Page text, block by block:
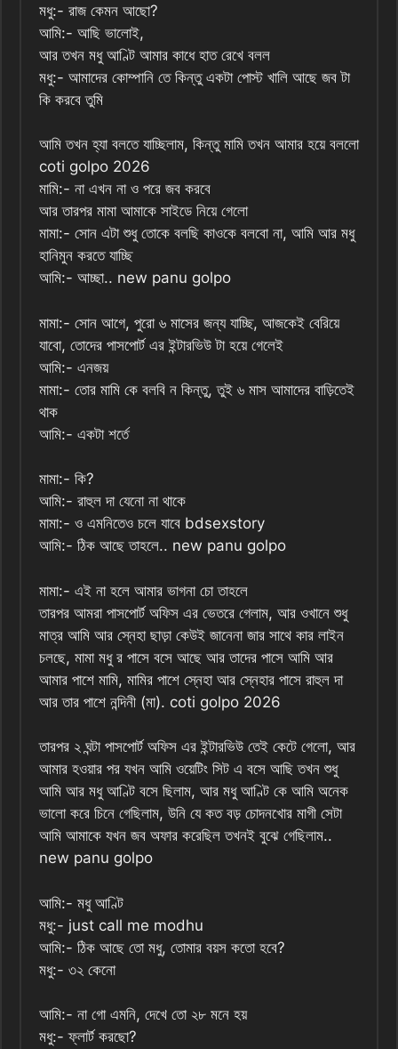
মধু:- রাজ কেমন আছো?
আমি:- আছি ভালোই,
আর তখন মধু আণ্টি আমার কাধে হাত রেখে বলল
মধু:- আমাদের কোম্পানি তে কিন্তু একটা পোস্ট খালি আছে জব টা
কি করবে তুমি
আমি তখন হ্যা বলতে যাচ্ছিলাম, কিন্তু মামি তখন আমার হয়ে বললো
coti golpo 2026
মামি:- না এখন না ও পরে জব করবে
আর তারপর মামা আমাকে সাইডে নিয়ে গেলো
মামা:- সোন এটা শুধু তোকে বলছি কাওকে বলবো না, আমি আর মধু
হানিমুন করতে যাচ্ছি
আমি:- আচ্ছা.. new panu golpo
মামা:- সোন আগে, পুরো ৬ মাসের জন্য যাচ্ছি, আজকেই বেরিয়ে
যাবো, তোদের পাসপোর্ট এর ইন্টারভিউ টা হয়ে গেলেই
আমি:- এনজয়
মামা:- তোর মামি কে বলবি ন কিন্তু, তুই ৬ মাস আমাদের বাড়িতেই
থাক
আমি:- একটা শর্তে
মামা:- কি?
আমি:- রাহুল দা যেনো না থাকে
মামা:- ও এমনিতেও চলে যাবে bdsexstory
আমি:- ঠিক আছে তাহলে.. new panu golpo
মামা:- এই না হলে আমার ভাগনা চো তাহলে
তারপর আমরা পাসপোর্ট অফিস এর ভেতরে গেলাম, আর ওখানে শুধু
মাত্র আমি আর স্নেহা ছাড়া কেউই জানেনা জার সাথে কার লাইন
চলছে, মামা মধু র পাসে বসে আছে আর তাদের পাসে আমি আর
আমার পাশে মামি, মামির পাশে স্নেহা আর স্নেহার পাসে রাহুল দা
আর তার পাশে নন্দিনী (মা). coti golpo 2026
তারপর ২ ঘন্টা পাসপোর্ট অফিস এর ইন্টারভিউ তেই কেটে গেলো, আর
আমার হওয়ার পর যখন আমি ওয়েটিং সিট এ বসে আছি তখন শুধু
আমি আর মধু আণ্টি বসে ছিলাম, আর মধু আণ্টি কে আমি অনেক
ভালো করে চিনে গেছিলাম, উনি যে কত বড় চোদনখোর মাগী সেটা
আমি আমাকে যখন জব অফার করেছিল তখনই বুঝে গেছিলাম..
new panu golpo
আমি:- মধু আণ্টি
মধু:- just call me modhu
আমি:- ঠিক আছে তো মধু, তোমার বয়স কতো হবে?
মধু:- ৩২ কেনো
আমি:- না গো এমনি, দেখে তো ২৮ মনে হয়
মধু:- ফ্লার্ট করছো?